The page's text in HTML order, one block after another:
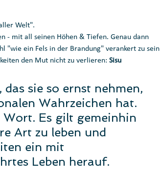
Welt".
- mit all seinen Höhen & Tiefen. Genau dann
"wie ein Fels in der Brandung" verankert zu sein
den Mut nicht zu verlieren: Sisu
sie so ernst nehmen,
Wahrzeichen hat.
Wort. Es gilt gemeinhin
Art zu leben und
ein mit
Leben herauf.